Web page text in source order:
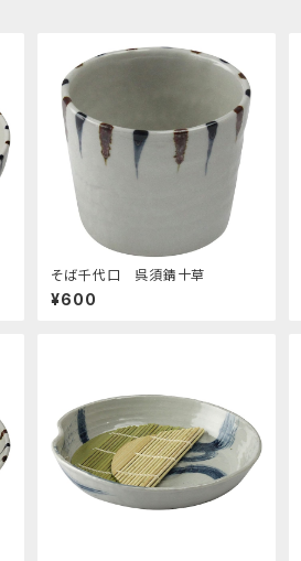
そば千代口 呉須錆十草
¥600